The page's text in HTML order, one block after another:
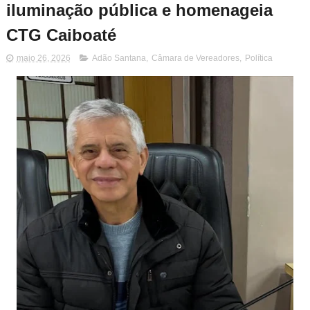
iluminação pública e homenageia
CTG Caiboaté
maio 26, 2026 Adão Santana, Câmara de Vereadores, Política